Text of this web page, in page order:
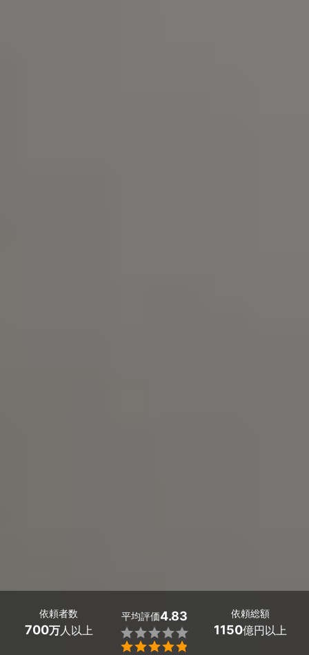
依頼者数
700万人以上
平均評価4.83


依頼総額
1150億円以上